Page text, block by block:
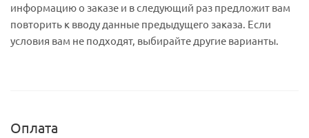
информацию о заказе и в следующий раз предложит вам
повторить к вводу данные предыдущего заказа. Если
условия вам не подходят, выбирайте другие варианты.
Оплата